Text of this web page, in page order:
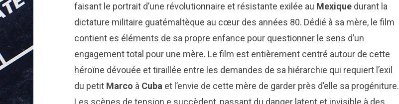
faisant le portrait d’une révolutionnaire et résistante exilée au Mexique durant la
dictature militaire guatémaltèque au cœur des années 80. Dédié à sa mère, le film
contient es éléments de sa propre enfance pour questionner le sens d’un
engagement total pour une mère. Le film est entièrement centré autour de cette
héroïne dévouée et tiraillée entre les demandes de sa hiérarchie qui requiert l’exil
du petit Marco à Cuba et l’envie de cette mère de garder près d’elle sa progéniture.
Les scènes de tension e succèdent, passant du danger latent et invisible à des